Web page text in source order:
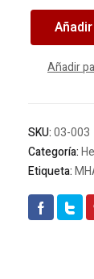
MHARKA
multiuso
rosca
3/4
cantidad
Añadir
SKU:03-003
Categoría:
Etiqueta: